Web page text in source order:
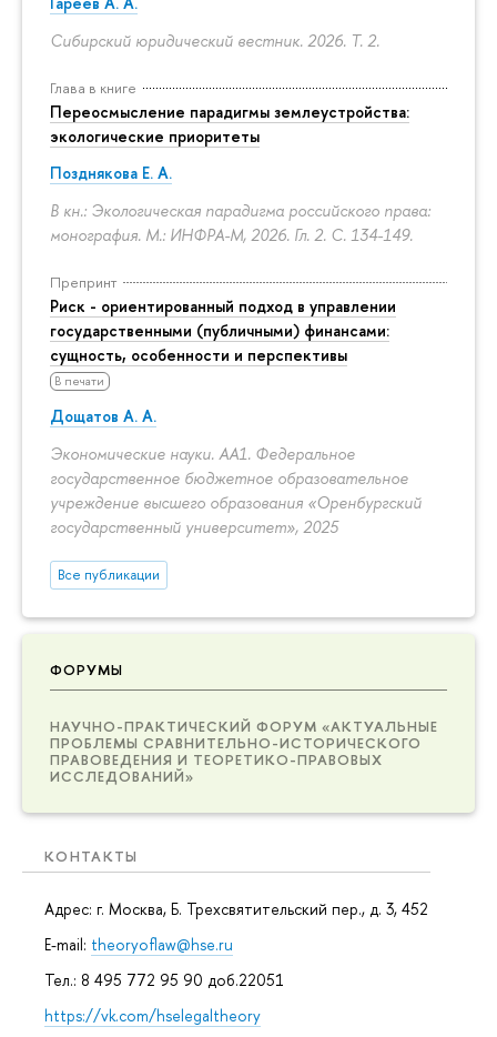
Сибирский юридический вестник. 2026. Т. 2.
Глава в книге
Переосмысление парадигмы землеустройства:
экологические приоритеты
Позднякова Е. А.
В кн.: Экологическая парадигма российского права:
монография. М.: ИНФРА-М, 2026. Гл. 2. С. 134-149.
Препринт
Риск - ориентированный подход в управлении
государственными (публичными) финансами:
сущность, особенности и перспективы
В печати
Дощатов А. А.
Экономические науки. АА1. Федеральное
государственное бюджетное образовательное
учреждение высшего образования «Оренбургский
государственный университет», 2025
Все публикации
ФОРУМЫ
НАУЧНО-ПРАКТИЧЕСКИЙ ФОРУМ «АКТУАЛЬНЫЕ
ПРОБЛЕМЫ СРАВНИТЕЛЬНО-ИСТОРИЧЕСКОГО
ПРАВОВЕДЕНИЯ И ТЕОРЕТИКО-ПРАВОВЫХ
ИССЛЕДОВАНИЙ»
КОНТАКТЫ
Адрес: г. Москва, Б. Трехсвятительский пер., д. 3, 452
E-mail: theoryoflaw@hse.ru
Тел.: 8 495 772 95 90 доб.22051
https://vk.com/hselegaltheory